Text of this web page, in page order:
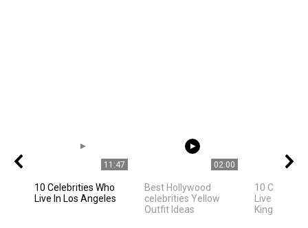
11:47
10 Celebrities Who
Live In Los Angeles
02:00
Best Hollywood
celebrities Yellow
Outfit Ideas
10
Live In
Kingdom